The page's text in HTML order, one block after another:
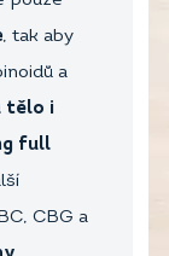
, tak aby
a
tělo i
full
CBG a